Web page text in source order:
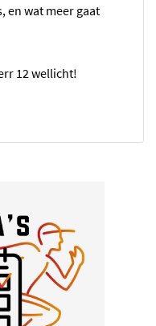
en wat meer gaat
12 wellicht!